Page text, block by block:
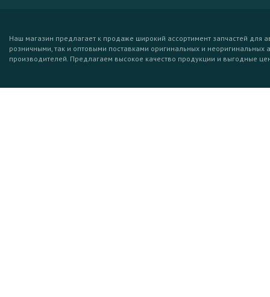
Наш магазин предлагает к продаже широкий ассортимент запчастей для
розничными, так и оптовыми поставками оригинальных и неоригинальных
производителей. Предлагаем высокое качество продукции и выгодные